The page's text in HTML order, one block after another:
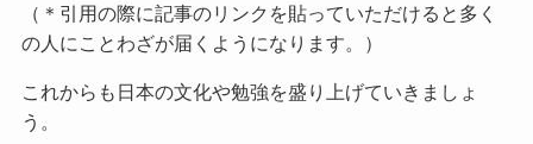
（＊引用の際に記事のリンクを貼っていただけると多く
の人にことわざが届くようになります。）
これからも日本の文化や勉強を盛り上げていきましょ
う。